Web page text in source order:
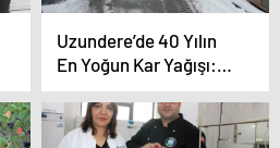
Uzundere’de 40 Yılın
En Yoğun Kar Yağışı:
Hayat Durma
Noktasında